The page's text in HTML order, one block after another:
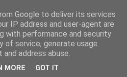
Google to deliver its services
IP address and user-agent are
with performance and security
of service, generate usage
address abuse.
MORE GOT IT